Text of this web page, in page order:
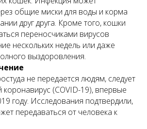
общие миски для воды и корма
друг друга. Кроме того, кошки
переносчиками вирусов
нескольких недель или даже
выздоровления.
не передается людям, следует
(COVID-19), впервые
году. Исследования подтвердили,
передаваться от человека к